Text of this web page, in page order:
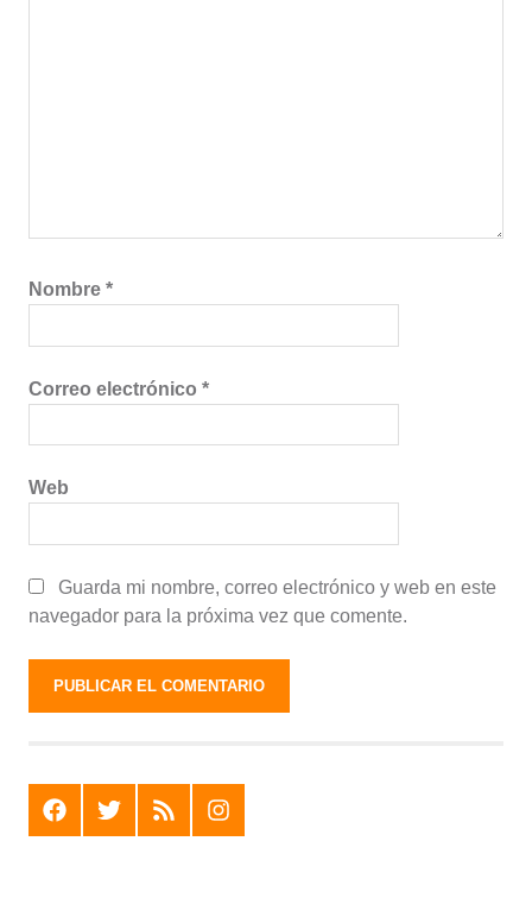
Nombre *
Correo electrónico *
Web
Guarda mi nombre, correo electrónico y web en este
navegador para la próxima vez que comente.
F T R I